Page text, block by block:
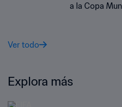
a la Copa
Ver todo
Explora más